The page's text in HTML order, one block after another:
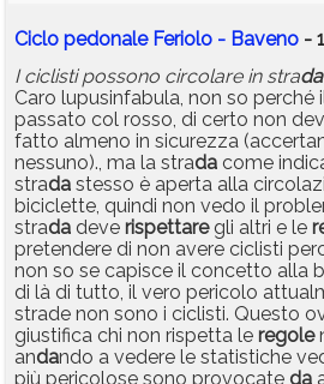
Ciclo pedonale Feriolo - Baveno -
I ciclisti possono circolare in strada
Caro lupusinfabula, non so perché
passato col rosso, di certo non
fatto almeno in sicurezza
nessuno)., ma la strada come
strada stesso è aperta alla
biciclette, quindi non vedo il
strada deve rispettaregli altri e le
pretendere di non avere ciclisti
non so se capisce il concetto alla
di là di tutto, il vero pericolo
strade non sono i ciclisti. Questo
giustifica chi non rispetta le regole
andando a vedere le statistiche
più pericolose sono provocate da